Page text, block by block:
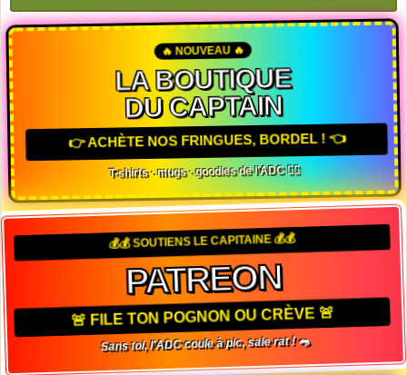
🔥 NOUVEAU 🔥
LA BOUTIQUE
DU CAPTAIN
👉 ACHÈTE NOS FRINGUES, BORDEL ! 👈
T-shirts · mugs · goodies de l'ADC 🏴‍☠️
💰💰 SOUTIENS LE CAPITAINE 💰💰
PATREON
🚨 FILE TON POGNON OU CRÈVE 🚨
Sans toi, l'ADC coule à pic, sale rat ! 🐀